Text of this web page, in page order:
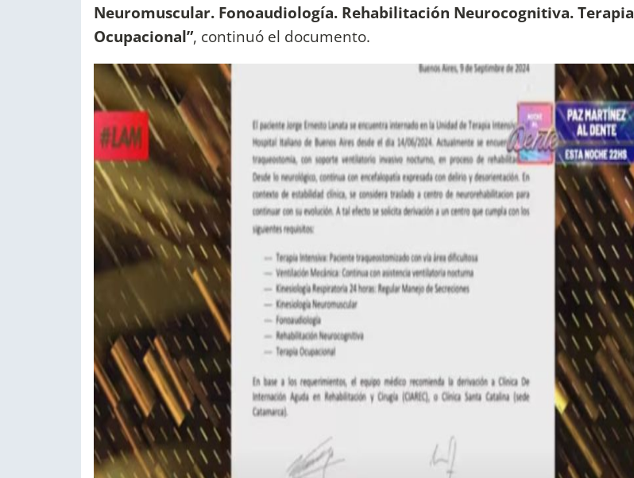
Neuromuscular. Fonoaudiología. Rehabilitación Neurocognitiva. Terapia
Ocupacional”, continuó el documento.